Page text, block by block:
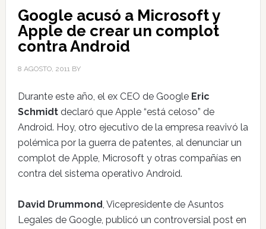
Google acusó a Microsoft y
Apple de crear un complot
contra Android
8 AGOSTO, 2011BY
Durante este año, el ex CEO de Google Eric
Schmidtdeclaró que Apple “está celoso” de
Android. Hoy, otro ejecutivo de la empresa reavivó la
polémica por la guerra de patentes, al denunciar un
complot de Apple, Microsoft y otras compañías en
contra del sistema operativo Android.
David Drummond, Vicepresidente de Asuntos
Legales de Google, publicó un controversial post en